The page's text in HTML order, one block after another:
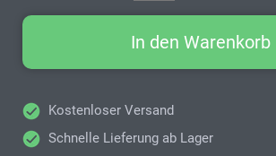
In den Warenkorb
Kostenloser Versand
Schnelle Lieferung ab Lager